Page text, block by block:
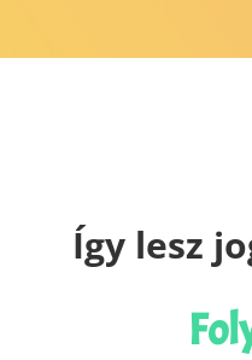
Így lesz